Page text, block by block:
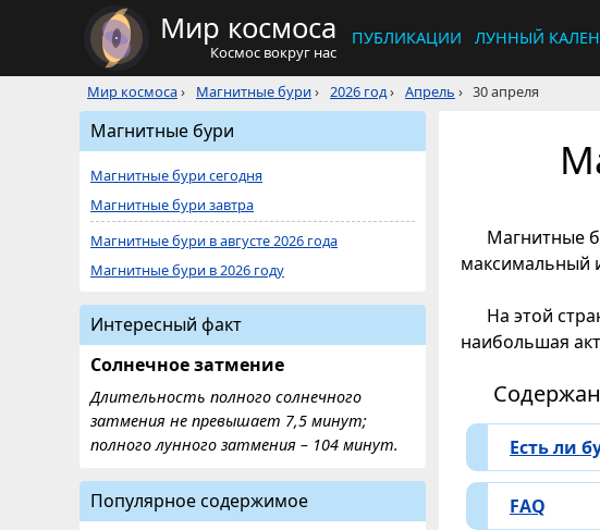
Мир космоса
Космос вокруг нас
ПУБЛИКАЦИИ ЛУННЫЙ
Мир космоса› Магнитные бури› 2026 год› Апрель › 30 апреля
Магнитные
максимальный
На этой
наибольшая
Есть ли
FAQ
Магнитные бури
Магнитные бури сегодня
Магнитные бури завтра
Магнитные бури в августе 2026 года
Магнитные бури в 2026 году
Интересный факт
Солнечное затмение
Длительность полного солнечного
затмения не превышает 7,5 минут;
полного лунного затмения – 104 минут.
Популярное содержимое